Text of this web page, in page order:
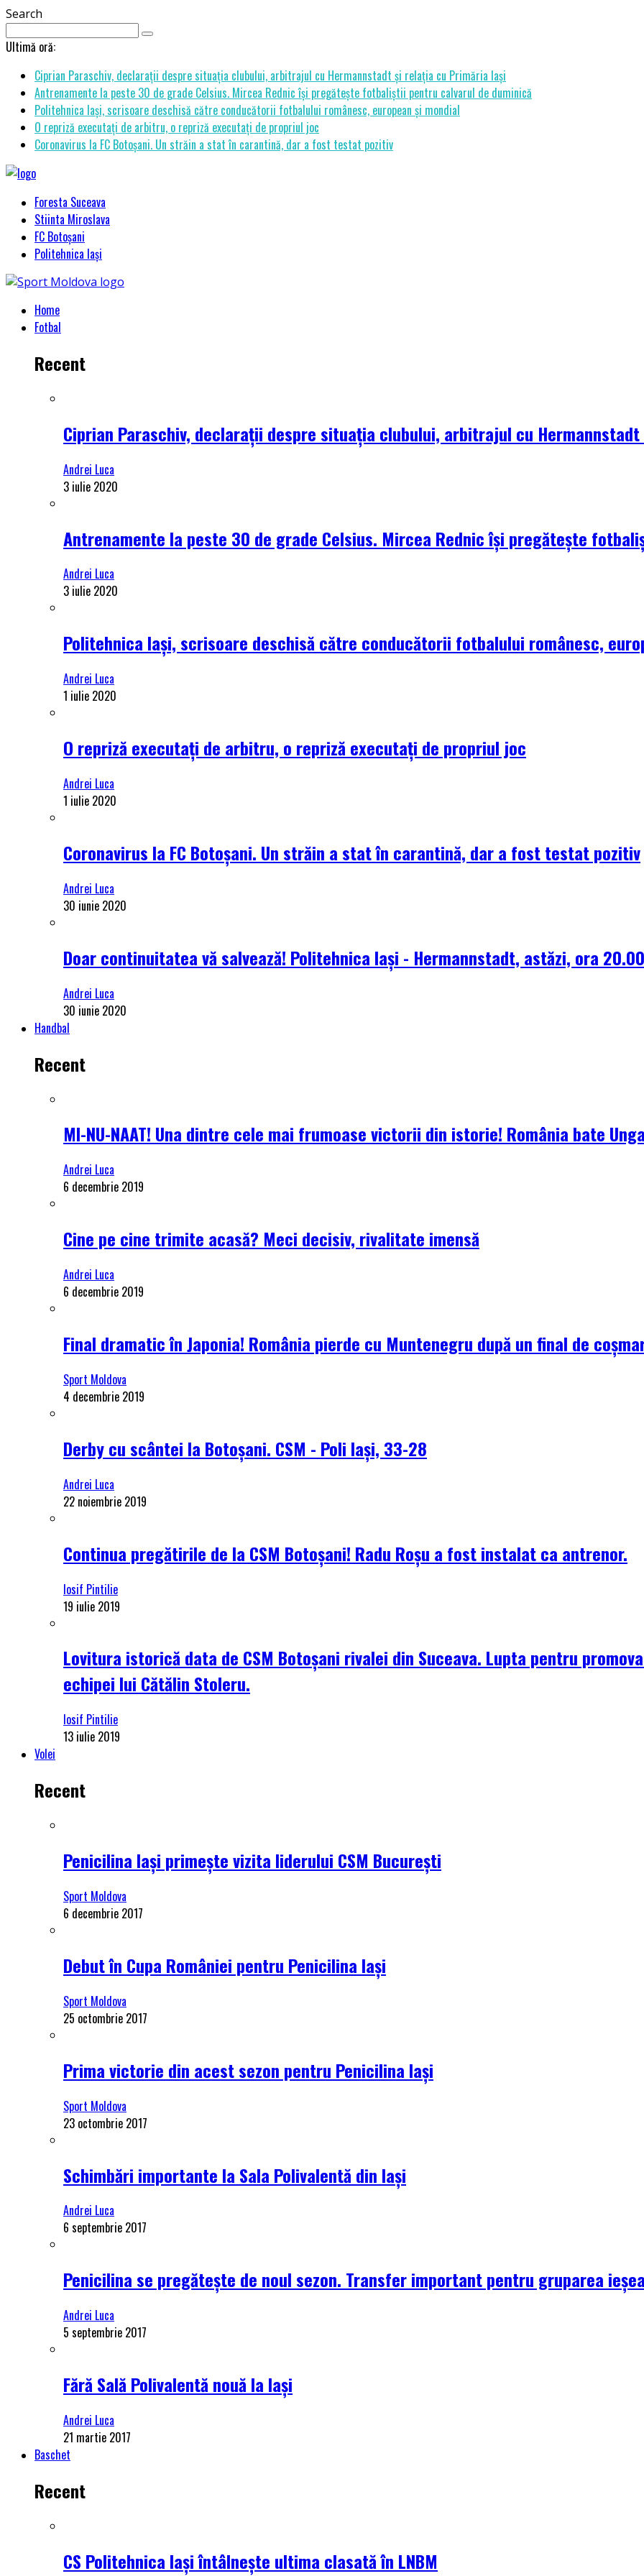
Search
Ultimă oră:
Ciprian Paraschiv, declarații despre situația clubului, arbitrajul cu Hermannstadt și relația cu Primăria Iași
Antrenamente la peste 30 de grade Celsius. Mircea Rednic își pregătește fotbaliștii pentru calvarul de duminică
Politehnica Iași, scrisoare deschisă către conducătorii fotbalului românesc, european și mondial
O repriză executați de arbitru, o repriză executați de propriul joc
Coronavirus la FC Botoșani. Un străin a stat în carantină, dar a fost testat pozitiv
Foresta Suceava
Stiinta Miroslava
FC Botoșani
Politehnica Iași
Home
Fotbal
Recent
Ciprian Paraschiv, declarații despre situația clubului, arbitrajul cu
Andrei Luca
3 iulie 2020
Antrenamente la peste 30 de grade Celsius. Mircea Rednic își pregătește
Andrei Luca
3 iulie 2020
Politehnica Iași, scrisoare deschisă către conducătorii fotbalului românesc,
Andrei Luca
1 iulie 2020
O repriză executați de arbitru, o repriză executați de propriul joc
Andrei Luca
1 iulie 2020
Coronavirus la FC Botoșani. Un străin a stat în carantină, dar a fost testat pozitiv
Andrei Luca
30 iunie 2020
Doar continuitatea vă salvează! Politehnica Iași - Hermannstadt, astăzi, ora 20.00
Andrei Luca
30 iunie 2020
Handbal
Recent
MI-NU-NAAT! Una dintre cele mai frumoase victorii din istorie! România bate
Andrei Luca
6 decembrie 2019
Cine pe cine trimite acasă? Meci decisiv, rivalitate imensă
Andrei Luca
6 decembrie 2019
Final dramatic în Japonia! România pierde cu Muntenegru după un final de
Sport Moldova
4 decembrie 2019
Derby cu scântei la Botoșani. CSM - Poli Iași, 33-28
Andrei Luca
22 noiembrie 2019
Continua pregătirile de la CSM Botoșani! Radu Roșu a fost instalat ca antrenor.
Iosif Pintilie
19 iulie 2019
Lovitura istorică data de CSM Botoșani rivalei din Suceava. Lupta pentru
echipei lui Cătălin Stoleru.
Iosif Pintilie
13 iulie 2019
Volei
Recent
Penicilina Iași primește vizita liderului CSM București
Sport Moldova
6 decembrie 2017
Debut în Cupa României pentru Penicilina Iași
Sport Moldova
25 octombrie 2017
Prima victorie din acest sezon pentru Penicilina Iași
Sport Moldova
23 octombrie 2017
Schimbări importante la Sala Polivalentă din Iași
Andrei Luca
6 septembrie 2017
Penicilina se pregătește de noul sezon. Transfer important pentru gruparea
Andrei Luca
5 septembrie 2017
Fără Sală Polivalentă nouă la Iași
Andrei Luca
21 martie 2017
Baschet
Recent
CS Politehnica Iași întâlnește ultima clasată în LNBM